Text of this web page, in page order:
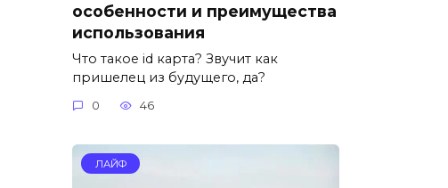
особенности и преимущества
использования
Что такое id карта? Звучит как
пришелец из будущего, да?
0 46
ЛАЙФ